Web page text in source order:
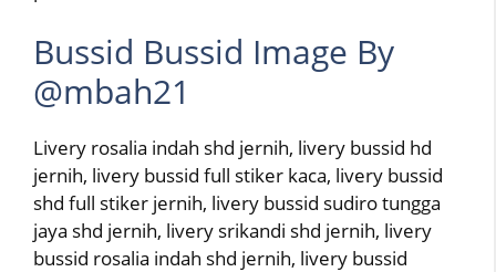
Bussid Bussid Image By
@mbah21
Livery rosalia indah shd jernih, livery bussid hd
jernih, livery bussid full stiker kaca, livery bussid
shd full stiker jernih, livery bussid sudiro tungga
jaya shd jernih, livery srikandi shd jernih, livery
bussid rosalia indah shd jernih, livery bussid